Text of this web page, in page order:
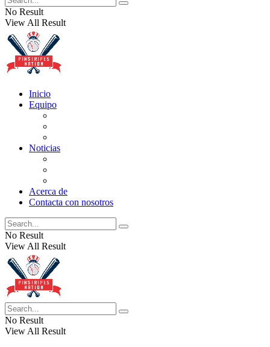
No Result
View All Result
Inicio
Equipo
Noticias
Acerca de
Contacta con nosotros
No Result
View All Result
No Result
View All Result